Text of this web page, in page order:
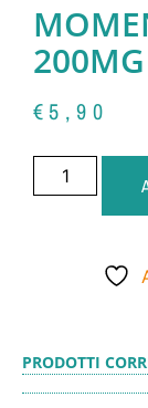
200MG
€5,90
PRODOTTI